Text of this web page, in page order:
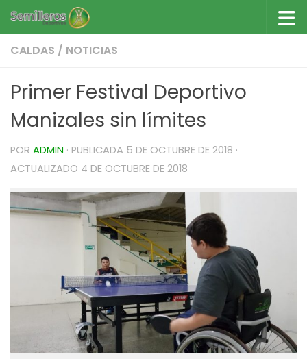
Saltar al contenido
CALDAS / NOTICIAS
Primer Festival Deportivo
Manizales sin límites
POR ADMIN · PUBLICADA 5 DE OCTUBRE DE 2018 ·
ACTUALIZADO 4 DE OCTUBRE DE 2018